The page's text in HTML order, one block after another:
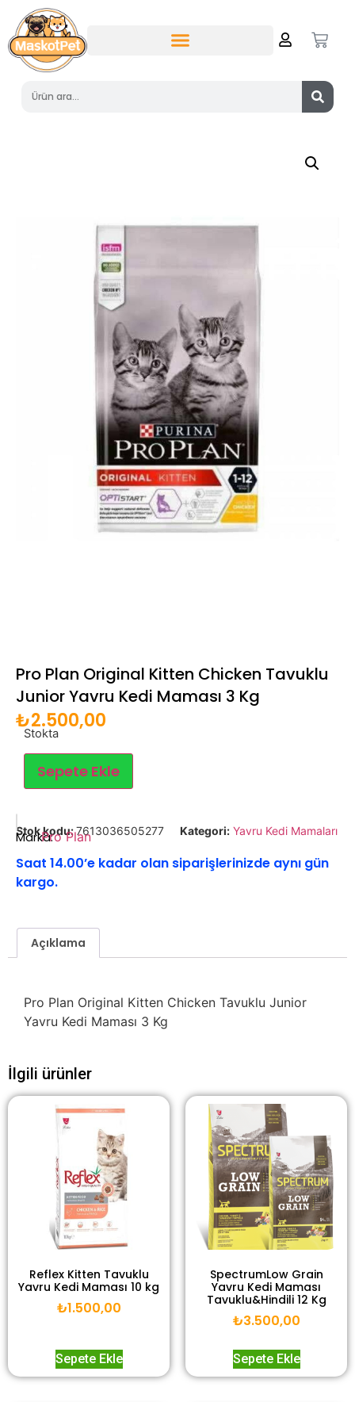
Pro Plan Original Kitten Chicken Tavuklu
Junior Yavru Kedi Maması 3 Kg
₺2.500,00
Stokta
Sepete Ekle
Stok kodu:7613036505277 Kategori: Yavru Kedi Mamaları
Marka:Pro Plan
Saat 14.00’e kadar olan siparişlerinizde aynı gün
kargo.
Açıklama
Pro Plan Original Kitten Chicken Tavuklu Junior
Yavru Kedi Maması 3 Kg
İlgili ürünler
Reflex Kitten Tavuklu
Yavru Kedi Maması 10 kg
₺1.500,00
Sepete Ekle
SpectrumLow Grain
Yavru Kedi Maması
Tavuklu&Hindili 12 Kg
₺3.500,00
Sepete Ekle